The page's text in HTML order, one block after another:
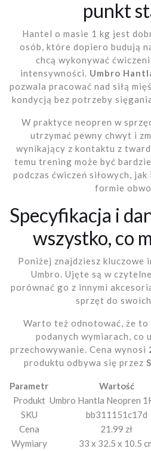
punkt
Hantel o masie 1 kg jest
osób, które dopiero budują
chcą wykonywać
intensywności. Umbro
pozwala pracować nad siłą
kondycją bez potrzeby
W praktyce neopren w
utrzymać pewny chwyt i
wynikający z kontaktu z
temu trening może być
podczas ćwiczeń siłowych,
formie
Specyfikacja i
wszystko, co
Poniżej znajdziesz kluczowe
Umbro. Ujęte są w
porównać go z innymi
sprzęt do
Warto też odnotować, że to
podanych wymiarach, co
przechowywanie. Cena wynosi
produktu odbywa się przez
Parametr
Wartość
Produkt Umbro Hantla Neopren
SKU
bb311151c17d
Cena
21.99 zł
Wymiary
33 x 32.5 x 10.5